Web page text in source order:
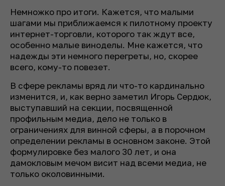
Немножко про итоги. Кажется, что малыми
шагами мы приближаемся к пилотному проекту
интернет-торговли, которого так ждут все,
особенно малые виноделы. Мне кажется, что
надежды эти немного перегреты, но, скорее
всего, кому-то повезет.
В сфере рекламы вряд ли что-то кардинально
изменится, и, как верно заметил Игорь Сердюк,
выступавший на секции, посвященной
профильным медиа, дело не только в
ограничениях для винной сферы, а в порочном
определении рекламы в основном законе. Этой
формулировке без малого 30 лет, и она
дамокловым мечом висит над всеми медиа, не
только околовинными.